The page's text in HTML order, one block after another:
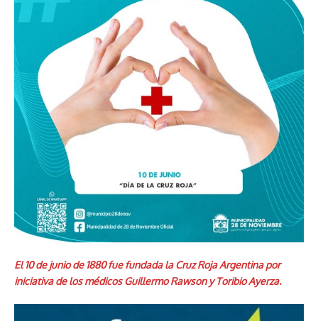
El 10 de junio de 1880 fue fundada la Cruz Roja Argentina por
iniciativa de los médicos Guillermo Rawson y Toribio Ayerza.